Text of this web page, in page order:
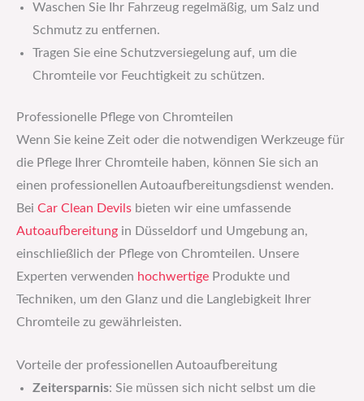
Waschen Sie Ihr Fahrzeug regelmäßig, um Salz und
Schmutz zu entfernen.
Tragen Sie eine Schutzversiegelung auf, um die
Chromteile vor Feuchtigkeit zu schützen.
Professionelle Pflege von Chromteilen
Wenn Sie keine Zeit oder die notwendigen Werkzeuge für
die Pflege Ihrer Chromteile haben, können Sie sich an
einen professionellen Autoaufbereitungsdienst wenden.
Bei Car Clean Devils bieten wir eine umfassende
Autoaufbereitung in Düsseldorf und Umgebung an,
einschließlich der Pflege von Chromteilen. Unsere
Experten verwenden hochwertige Produkte und
Techniken, um den Glanz und die Langlebigkeit Ihrer
Chromteile zu gewährleisten.
Vorteile der professionellen Autoaufbereitung
Zeitersparnis: Sie müssen sich nicht selbst um die